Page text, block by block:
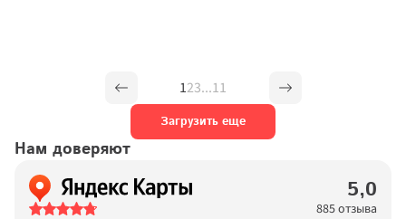
Загрузить еще
123...11
Нам доверяют
5,0
885 отзыва